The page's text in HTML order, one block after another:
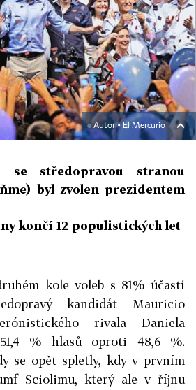
Autor ▪ El Mercurio
se středopravou stranou
byl zvolen prezidentem
končí 12 populistických let
kole voleb s 81% účastí
kandidát Mauricio
rivala Daniela
% hlasů oproti 48,6 %.
se opět spletly, kdy v prvním
Sciolimu, který ale v říjnu